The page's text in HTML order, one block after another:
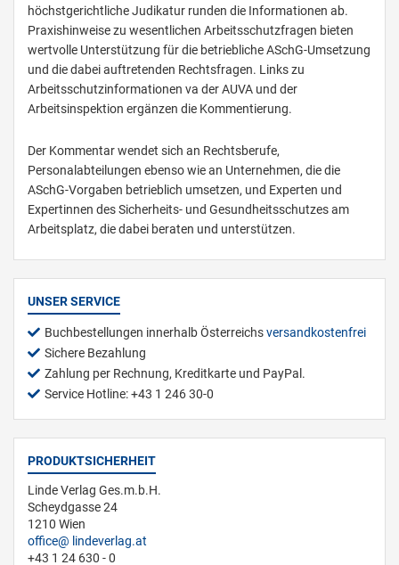
höchstgerichtliche Judikatur runden die Informationen ab.
Praxishinweise zu wesentlichen Arbeitsschutzfragen bieten
wertvolle Unterstützung für die betriebliche ASchG-Umsetzung
und die dabei auftretenden Rechtsfragen. Links zu
Arbeitsschutzinformationen va der AUVA und der
Arbeitsinspektion ergänzen die Kommentierung.
Der Kommentar wendet sich an Rechtsberufe,
Personalabteilungen ebenso wie an Unternehmen, die die
ASchG-Vorgaben betrieblich umsetzen, und Experten und
Expertinnen des Sicherheits- und Gesundheitsschutzes am
Arbeitsplatz, die dabei beraten und unterstützen.
UNSER SERVICE
Buchbestellungen innerhalb Österreichsversandkostenfrei
Sichere Bezahlung
Zahlung per Rechnung, Kreditkarte und PayPal.
Service Hotline: +43 1 246 30-0
PRODUKTSICHERHEIT
Linde Verlag Ges.m.b.H.
Scheydgasse 24
1210 Wien
office
lindeverlag.at
+43 1 24 630 - 0